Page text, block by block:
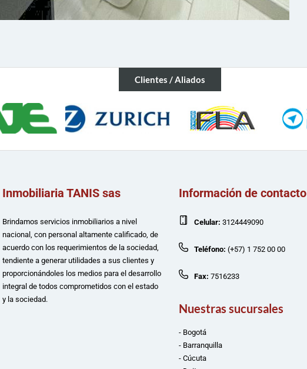
Clientes / Aliados
Inmobiliaria TANIS sas
Brindamos servicios inmobiliarios a nivel
nacional, con personal altamente calificado, de
acuerdo con los requerimientos de la sociedad,
tendiente a generar utilidades a sus clientes y
proporcionándoles los medios para el desarrollo
integral de todos comprometidos con el estado
y la sociedad.
Información de contacto
Celular: 3124449090
Teléfono: (+57) 1 752 00 00
Fax: 7516233
Nuestras sucursales
- Bogotá
- Barranquilla
- Cúcuta